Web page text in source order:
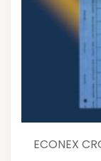
ECONEX